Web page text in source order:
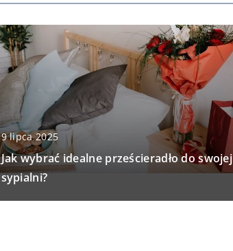
9 lipca 2025
Jak wybrać idealne prześcieradło do swojej
sypialni?